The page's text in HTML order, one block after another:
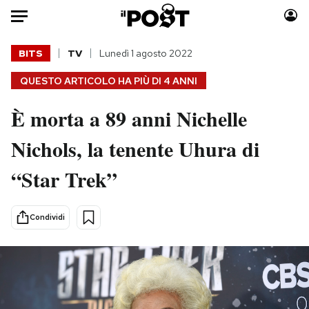
Auto
HOME
Italia
Politica
Tecnologia
Scienza
Economia
Sport
Moda
Consumismi
Altrecose
Mondiali calcio 2026
QUESTO ARTICOLO HA PIÙ DI 4 ANNI
BITS TV Lunedì 1 agosto 2022
È morta a 89 anni Nichelle
Nichols, la tenente Uhura di
“Star Trek”
Condividi